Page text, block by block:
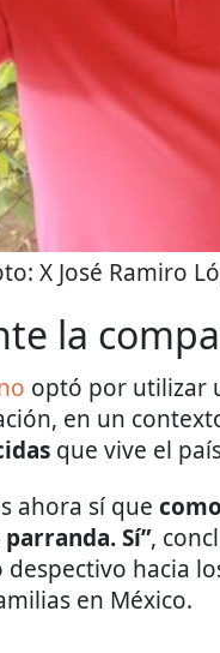
X José Ramiro
la
optó por utilizar
en un
que vive el
ahora sí que
Sí”,
hacia
en México.